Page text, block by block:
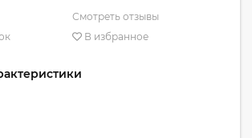
Смотреть отзывы
В избранное